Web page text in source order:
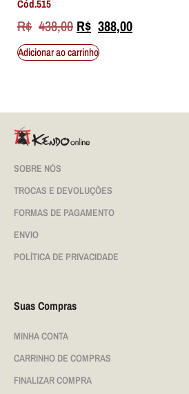
Cód.515
R$ 438,00 R$ 388,00
Adicionar ao carrinho
SOBRE NÓS
TROCAS E DEVOLUÇÕES
FORMAS DE PAGAMENTO
ENVIO
POLÍTICA DE PRIVACIDADE
Suas Compras
MINHA CONTA
CARRINHO DE COMPRAS
FINALIZAR COMPRA